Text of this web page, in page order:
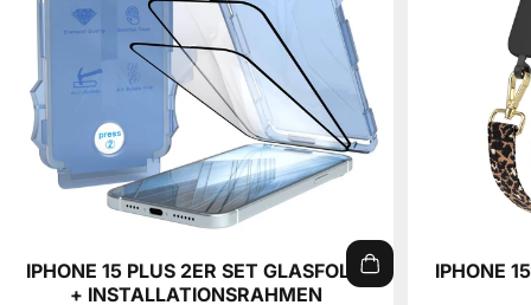
IPHONE 15 PLUS 2ER SET GLASFOLIE
+ INSTALLATIONSRAHMEN
IPHONE